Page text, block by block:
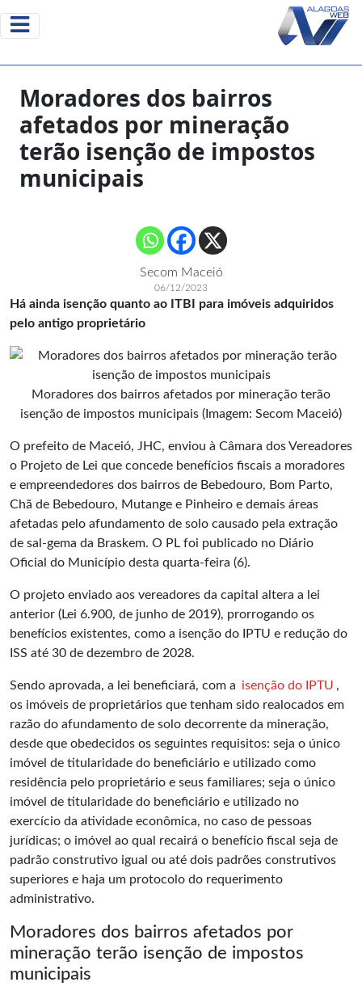
Moradores dos bairros
afetados por mineração
terão isenção de impostos
municipais
Secom Maceió
06/12/2023
Há ainda isenção quanto ao ITBI para imóveis adquiridos
pelo antigo proprietário
Moradores dos bairros afetados por mineração terão
isenção de impostos municipais (Imagem: Secom Maceió)
O prefeito de Maceió, JHC, enviou à Câmara dos Vereadores
o Projeto de Lei que concede benefícios fiscais a moradores
e empreendedores dos bairros de Bebedouro, Bom Parto,
Chã de Bebedouro, Mutange e Pinheiro e demais áreas
afetadas pelo afundamento de solo causado pela extração
de sal-gema da Braskem. O PL foi publicado no Diário
Oficial do Município desta quarta-feira (6).
O projeto enviado aos vereadores da capital altera a lei
anterior (Lei 6.900, de junho de 2019), prorrogando os
benefícios existentes, como a isenção do IPTU e redução do
ISS até 30 de dezembro de 2028.
Sendo aprovada, a lei beneficiará, com a isenção do IPTU ,
os imóveis de proprietários que tenham sido realocados em
razão do afundamento de solo decorrente da mineração,
desde que obedecidos os seguintes requisitos: seja o único
imóvel de titularidade do beneficiário e utilizado como
residência pelo proprietário e seus familiares; seja o único
imóvel de titularidade do beneficiário e utilizado no
exercício da atividade econômica, no caso de pessoas
jurídicas; o imóvel ao qual recairá o benefício fiscal seja de
padrão construtivo igual ou até dois padrões construtivos
superiores e haja um protocolo do requerimento
administrativo.
Moradores dos bairros afetados por
mineração terão isenção de impostos
municipais